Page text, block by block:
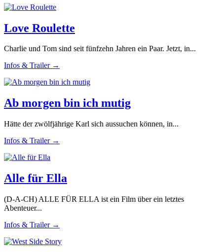
Love Roulette
Charlie und Tom sind seit fünfzehn Jahren ein Paar. Jetzt, in...
Infos & Trailer →
Ab morgen bin ich mutig
Hätte der zwölfjährige Karl sich aussuchen können, in...
Infos & Trailer →
Alle für Ella
(D-A-CH) ALLE FÜR ELLA ist ein Film über ein letztes
Abenteuer...
Infos & Trailer →